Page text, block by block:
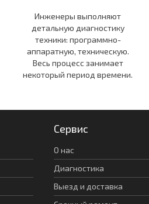
Инженеры выполняют
детальную диагностику
техники: программно-
аппаратную, техническую.
Весь процесс занимает
некоторый период времени.
Сервис
О нас
Диагностика
Выезд и доставка